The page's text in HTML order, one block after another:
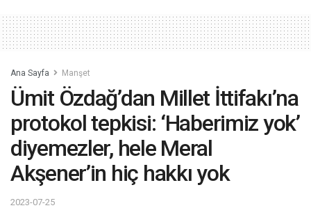
Ana Sayfa Manşet
Ümit Özdağ’dan Millet İttifakı’na
protokol tepkisi: ‘Haberimiz yok’
diyemezler, hele Meral
Akşener’in hiç hakkı yok
2023-07-25